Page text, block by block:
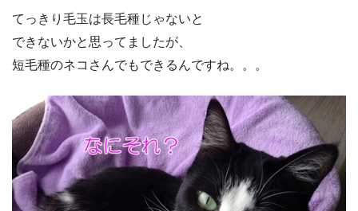
てっきり毛玉は長毛種じゃないと
できないかと思ってましたが、
短毛種のネコさんでもできるんですね。。。